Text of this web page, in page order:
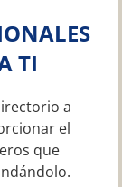
TI
a
el
que